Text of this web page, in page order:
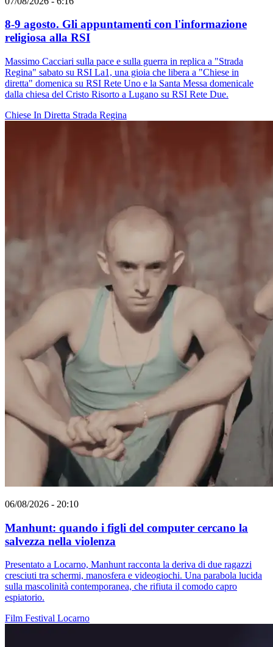
8-9 agosto. Gli appuntamenti con l'informazione
religiosa alla RSI
Massimo Cacciari sulla pace e sulla guerra in replica a "Strada
Regina" sabato su RSI La1, una gioia che libera a "Chiese in
diretta" domenica su RSI Rete Uno e la Santa Messa domenicale
dalla chiesa del Cristo Risorto a Lugano su RSI Rete Due.
Chiese In Diretta Strada Regina
06/08/2026 - 20:10
Manhunt: quando i figli del computer cercano la
salvezza nella violenza
Presentato a Locarno, Manhunt racconta la deriva di due ragazzi
cresciuti tra schermi, manosfera e videogiochi. Una parabola lucida
sulla mascolinità contemporanea, che rifiuta il comodo capro
espiatorio.
Film Festival Locarno